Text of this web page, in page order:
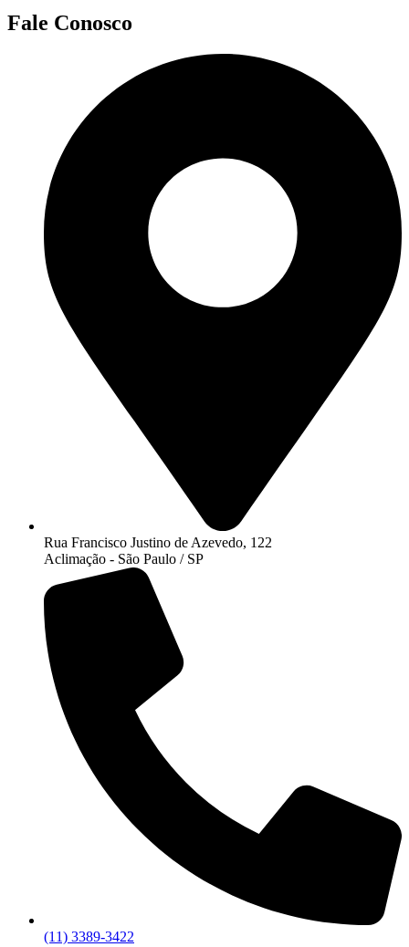
Fale Conosco
Rua Francisco Justino de Azevedo, 122
Aclimação - São Paulo / SP
(11) 3389-3422